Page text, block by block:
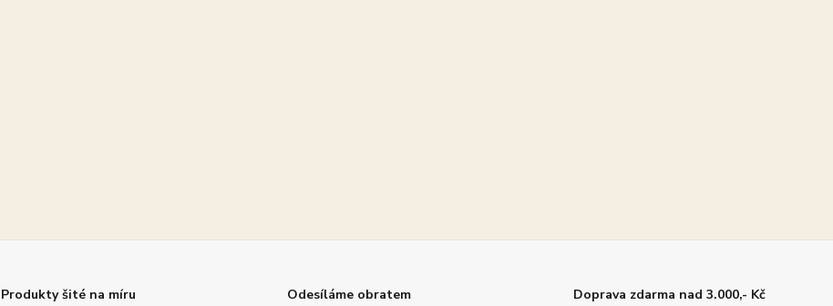
Produkty šité na míru
Odesíláme obratem
Doprava zdarma nad 3.000,- Kč